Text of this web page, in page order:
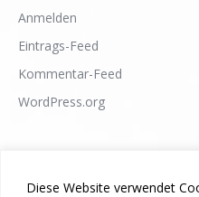
Diese Website verwendet
Anmelden
Eintrags-Feed
Kommentar-Feed
WordPress.org